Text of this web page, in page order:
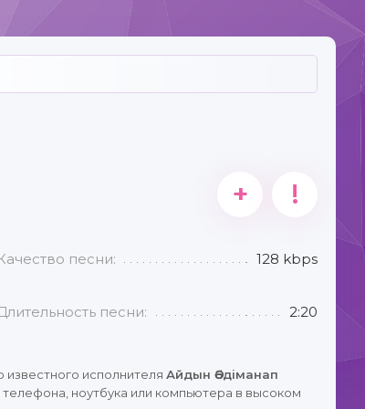
+ !
песни: 128 kbps
песни: 2:20
исполнителя Айдын Әбдіманап
ноутбука или компьютера в высоком